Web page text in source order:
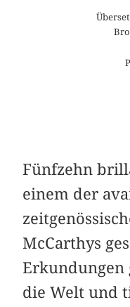
Fünfzehn
einem der
McCarthys
die Welt und